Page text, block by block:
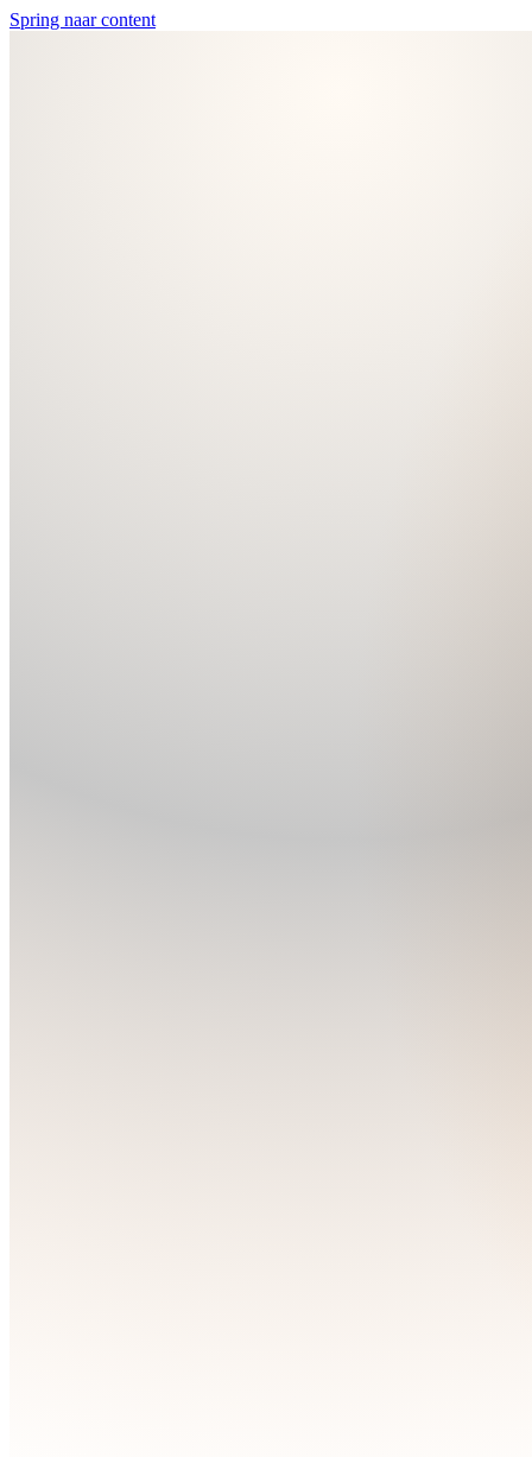
Spring naar content